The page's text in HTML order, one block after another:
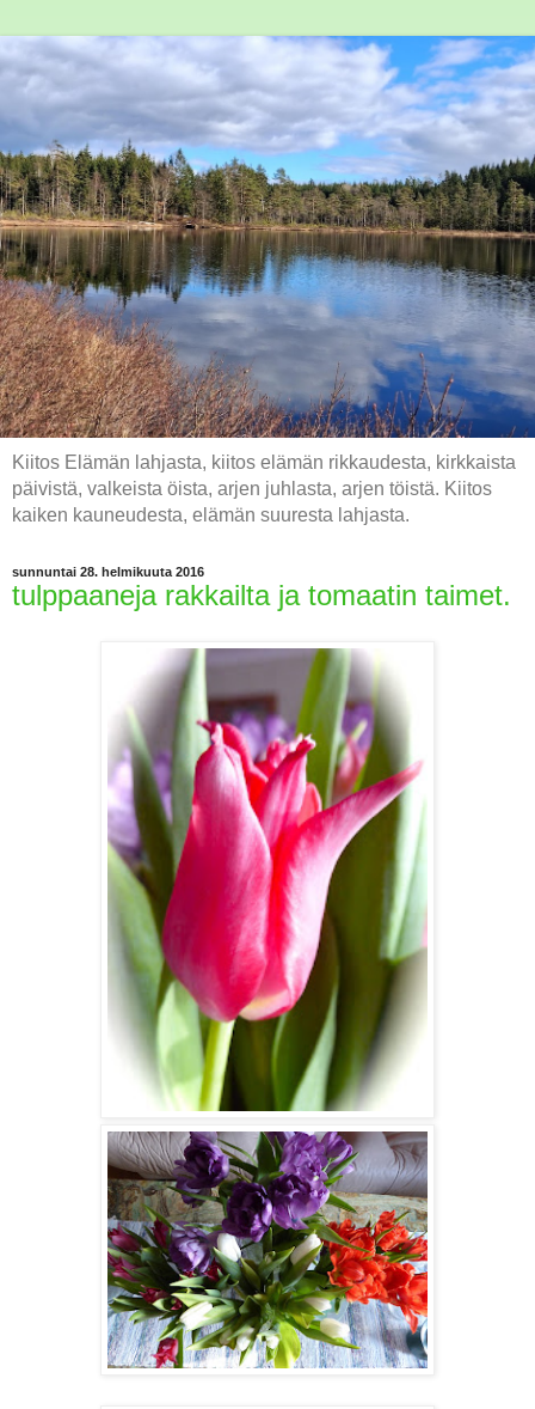
Kiitos Elämän lahjasta, kiitos elämän rikkaudesta, kirkkaista
päivistä, valkeista öista, arjen juhlasta, arjen töistä. Kiitos
kaiken kauneudesta, elämän suuresta lahjasta.
sunnuntai 28. helmikuuta 2016
tulppaaneja rakkailta ja tomaatin taimet.